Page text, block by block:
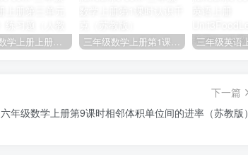
三年级数学上册上册第三单元《测量》练习题（人教版） 三年级数学上册第1课时认识千克（苏教版）
下一篇
六年级数学上册第9课时相邻体积单位间的进率（苏教版）